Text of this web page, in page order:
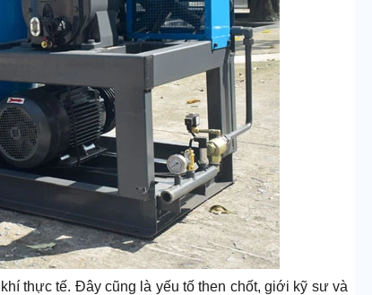
thực tế. Đây cũng là yếu tố then chốt, giới kỹ sư và